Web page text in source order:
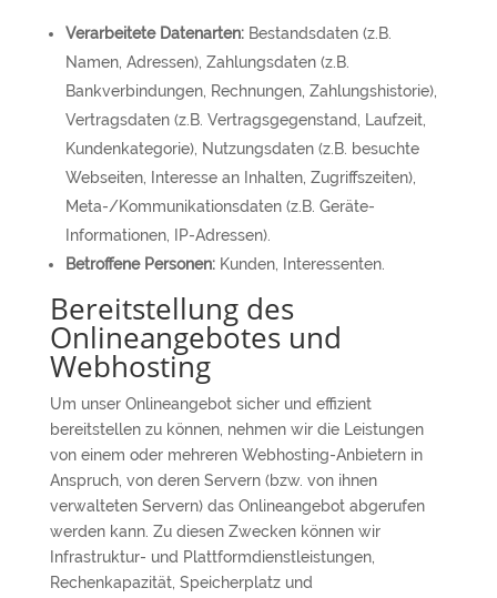
Verarbeitete Datenarten:Bestandsdaten (z.B.
Namen, Adressen), Zahlungsdaten (z.B.
Bankverbindungen, Rechnungen, Zahlungshistorie),
Vertragsdaten (z.B. Vertragsgegenstand, Laufzeit,
Kundenkategorie), Nutzungsdaten (z.B. besuchte
Webseiten, Interesse an Inhalten, Zugriffszeiten),
Meta-/Kommunikationsdaten (z.B. Geräte-
Informationen, IP-Adressen).
Betroffene Personen:Kunden, Interessenten.
Bereitstellung des
Onlineangebotes und
Webhosting
Um unser Onlineangebot sicher und effizient
bereitstellen zu können, nehmen wir die Leistungen
von einem oder mehreren Webhosting-Anbietern in
Anspruch, von deren Servern (bzw. von ihnen
verwalteten Servern) das Onlineangebot abgerufen
werden kann. Zu diesen Zwecken können wir
Infrastruktur- und Plattformdienstleistungen,
Rechenkapazität, Speicherplatz und